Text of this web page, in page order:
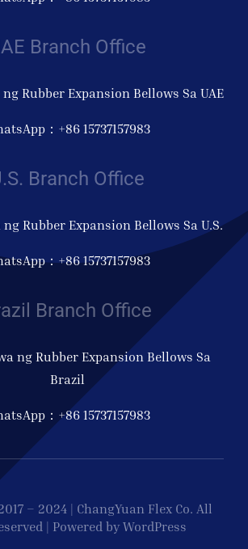
Branch Office
Rubber Expansion Bellows Sa UAE
：+86 15737157983
Branch Office
Rubber Expansion Bellows Sa U.S.
：+86 15737157983
Branch Office
ng Rubber Expansion Bellows Sa
Brazil
：+86 15737157983
– 2024 | ChangYuan Flex Co. All
| Powered by WordPress